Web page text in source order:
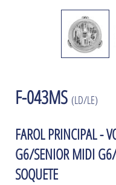
F-043MS (LD/LE)
FAROL PRINCIPAL -
G6/SENIOR MIDI
SOQUETE